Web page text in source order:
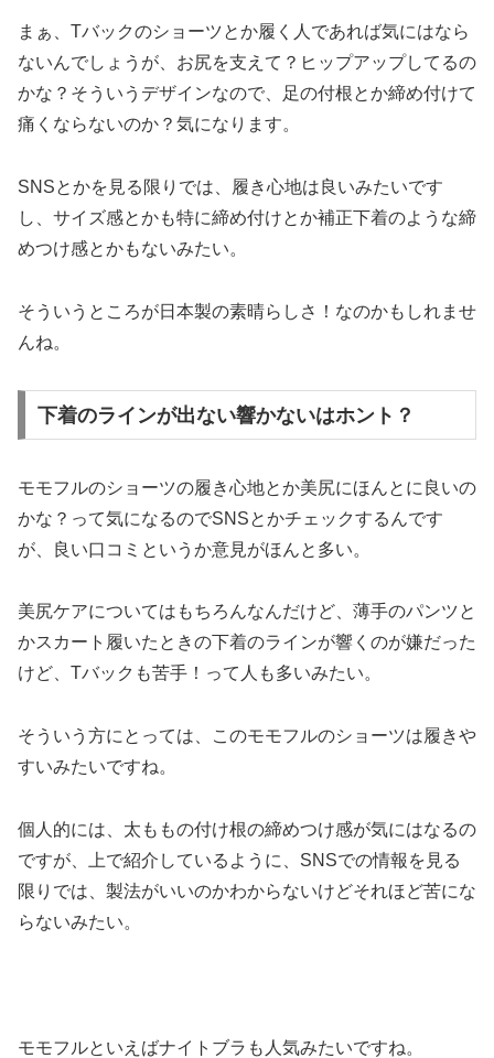
まぁ、Tバックのショーツとか履く人であれば気にはなら
ないんでしょうが、お尻を支えて？ヒップアップしてるの
かな？そういうデザインなので、足の付根とか締め付けて
痛くならないのか？気になります。
SNSとかを見る限りでは、履き心地は良いみたいです
し、サイズ感とかも特に締め付けとか補正下着のような締
めつけ感とかもないみたい。
そういうところが日本製の素晴らしさ！なのかもしれませ
んね。
下着のラインが出ない響かないはホント？
モモフルのショーツの履き心地とか美尻にほんとに良いの
かな？って気になるのでSNSとかチェックするんです
が、良い口コミというか意見がほんと多い。
美尻ケアについてはもちろんなんだけど、薄手のパンツと
かスカート履いたときの下着のラインが響くのが嫌だった
けど、Tバックも苦手！って人も多いみたい。
そういう方にとっては、このモモフルのショーツは履きや
すいみたいですね。
個人的には、太ももの付け根の締めつけ感が気にはなるの
ですが、上で紹介しているように、SNSでの情報を見る
限りでは、製法がいいのかわからないけどそれほど苦にな
らないみたい。
モモフルといえばナイトブラも人気みたいですね。